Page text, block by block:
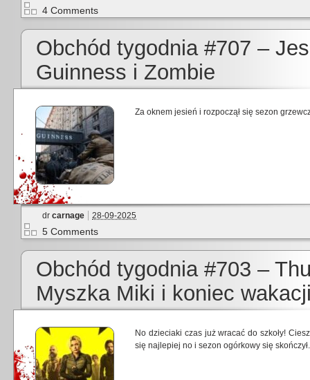
4 Comments
Obchód tygodnia #707 –
Guinness i Zombie
Za oknem jesień i rozpoczął się sezon
dr carnage 28-09-2025
5 Comments
Obchód tygodnia #703 –
Myszka Miki i koniec
No dzieciaki czas już wracać do szkoły!
się najlepiej no i sezon ogórkowy się skończył.